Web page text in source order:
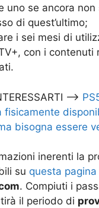
uno se ancora non
di quest’ultimo;
i sei mesi di
con i contenuti
–>
fisicamente
bisogna essere
inerenti la
su questa pagina
. Compiuti i
il periodo di